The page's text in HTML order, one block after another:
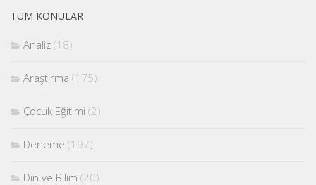
TÜM KONULAR
Analiz (18)
Araştırma (175)
Çocuk Eğitimi (2)
Deneme (197)
Din ve Bilim (20)